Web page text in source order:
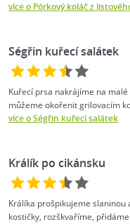
více o Pórkový koláč z
Ségřin kuřecí salátek
Kuřecí prsa nakrájíme na
můžeme okořenit grilovacím
více o Ségřin kuřecí salátek
Králík po cikánsku
Králíka prošpikujeme slaninou
kostičky, rozškvaříme,